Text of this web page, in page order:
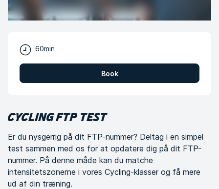
60min
Book
CYCLING FTP TEST
Er du nysgerrig på dit FTP-nummer? Deltag i en simpel
test sammen med os for at opdatere dig på dit FTP-
nummer. På denne måde kan du matche
intensitetszonerne i vores Cycling-klasser og få mere
ud af din træning.